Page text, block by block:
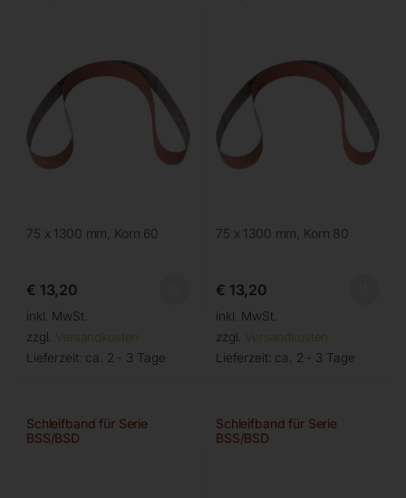
75 x 1300 mm, Korn 60
€ 13,20
inkl. MwSt.
zzgl. Versandkosten
Lieferzeit: ca. 2 - 3 Tage
75 x 1300 mm, Korn 80
€ 13,20
inkl. MwSt.
zzgl. Versandkosten
Lieferzeit: ca. 2 - 3 Tage
Schleifband für Serie
BSS/BSD
Schleifband für Serie
BSS/BSD